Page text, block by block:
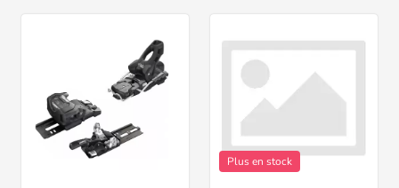
Plus en stock